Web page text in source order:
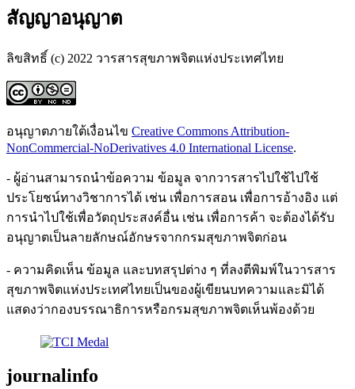
สัญญาอนุญาต
ลิขสิทธิ์ (c) 2022 วารสารสุขภาพจิตแห่งประเทศไทย
อนุญาตภายใต้เงื่อนไข Creative Commons Attribution-
NonCommercial-NoDerivatives 4.0 International License.
- ผู้อ่านสามารถนำข้อความ ข้อมูล จากวารสารไปใช้ไปใช้
ประโยชน์ทางวิชาการได้ เช่น เพื่อการสอน เพื่อการอ้างอิง แต่
การนำไปใช้เพื่อวัตถุประสงค์อื่น เช่น เพื่อการค้า จะต้องได้รับ
อนุญาตเป็นลายลักษณ์อักษรจากกรมสุขภาพจิตก่อน
- ความคิดเห็น ข้อมูล และบทสรุปต่าง ๆ ที่ลงตีพิมพ์ในวารสาร
สุขภาพจิตแห่งประเทศไทยเป็นของผู้เขียนบทความและมิได้
แสดงว่ากองบรรณาธิการหรือกรมสุขภาพจิตเห็นพ้องด้วย
journalinfo